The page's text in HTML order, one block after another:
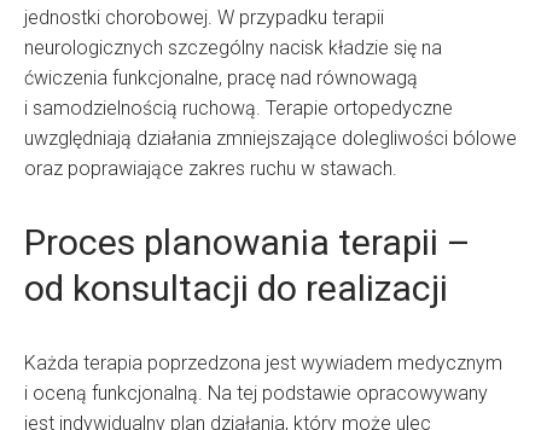
jednostki chorobowej. W przypadku terapii
neurologicznych szczególny nacisk kładzie się na
ćwiczenia funkcjonalne, pracę nad równowagą
i samodzielnością ruchową. Terapie ortopedyczne
uwzględniają działania zmniejszające dolegliwości bólowe
oraz poprawiające zakres ruchu w stawach.
Proces planowania terapii –
od konsultacji do realizacji
Każda terapia poprzedzona jest wywiadem medycznym
i oceną funkcjonalną. Na tej podstawie opracowywany
jest indywidualny plan działania, który może ulec